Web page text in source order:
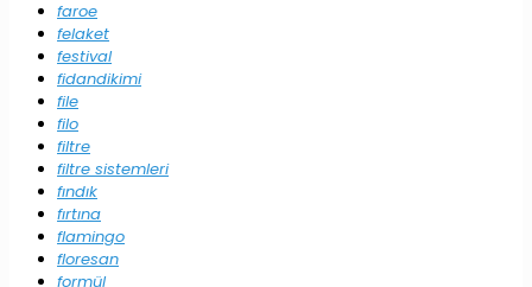
faroe
felaket
festival
fidandikimi
file
filo
filtre
filtre sistemleri
fındık
fırtına
flamingo
floresan
formül